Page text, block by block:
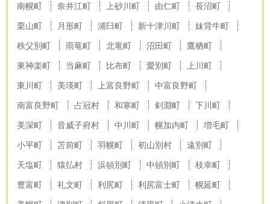
南幌町 奈井江町 上砂川町 由仁町 長沼町
栗山町 月形町 浦臼町 新十津川町 妹背牛町
秩父別町 雨竜町 北竜町 沼田町 鷹栖町
東神楽町 当麻町 比布町 愛別町 上川町
東川町 美瑛町 上富良野町 中富良野町
南富良野町 占冠村 和寒町 剣淵町 下川町
美深町 音威子府村 中川町 幌加内町 増毛町
小平町 苫前町 羽幌町 初山別村 遠別町
天塩町 猿払村 浜頓別町 中頓別町 枝幸町
豊富町 礼文町 利尻町 利尻富士町 幌延町